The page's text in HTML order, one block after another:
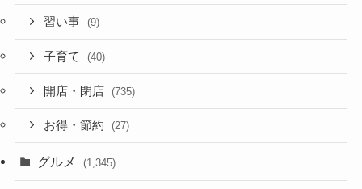
習い事 (9)
子育て (40)
開店・閉店 (735)
お得・節約 (27)
グルメ (1,345)